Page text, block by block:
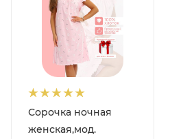
Сорочка ночная
женская,мод.